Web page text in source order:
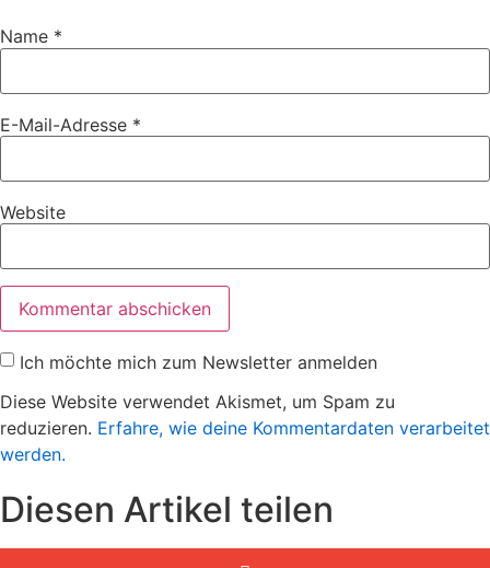
Name *
E-Mail-Adresse *
Website
Ich möchte mich zum Newsletter anmelden
Diese Website verwendet Akismet, um Spam zu
reduzieren. Erfahre, wie deine Kommentardaten verarbeitet
werden.
Diesen Artikel teilen